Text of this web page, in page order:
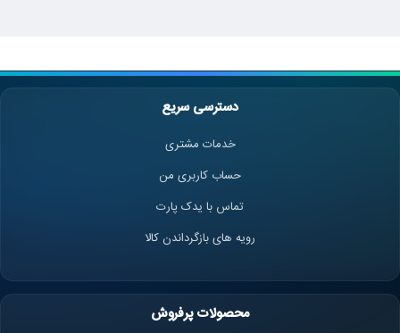
دسترسی سریع
خدمات مشتری
حساب کاربری من
تماس با یدک پارت
رویه های بازگرداندن کالا
محصولات پرفروش